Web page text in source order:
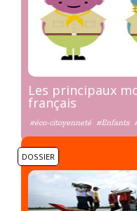
Les principaux
français
#éco-citoyenneté #Enfants
DOSSIER